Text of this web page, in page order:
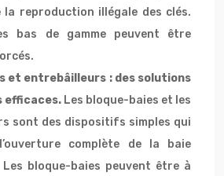
la reproduction illégale des clés.
bas de gamme peuvent être
et entrebâilleurs : des solutions
efficaces. Les bloque-baies et les
sont des dispositifs simples qui
complète de la baie
bloque-baies peuvent être à